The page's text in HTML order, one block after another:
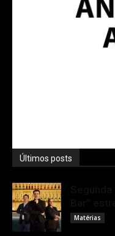
Últimos posts
Matérias